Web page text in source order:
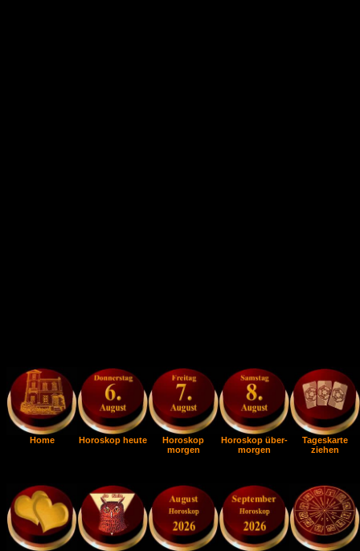
Home Horoskop heute
Horoskop
morgen
Horoskop über-
morgen
Tageskarte
ziehen